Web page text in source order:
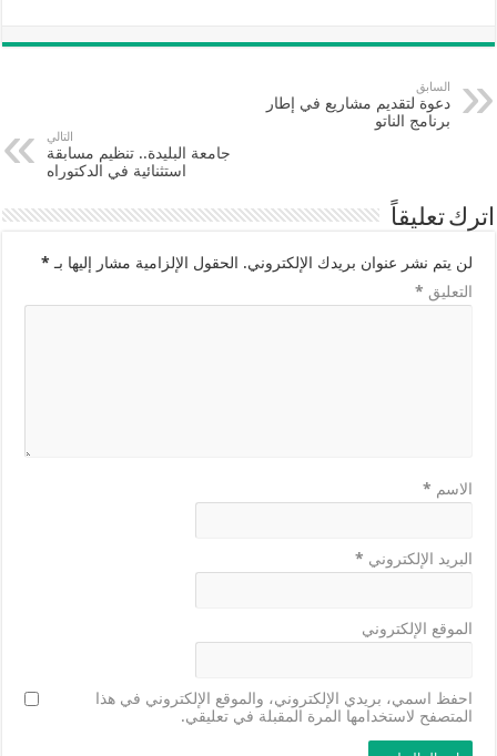
السابق
دعوة لتقديم مشاريع في إطار
برنامج الناتو
التالي
جامعة البليدة.. تنظيم مسابقة
استثنائية في الدكتوراه
اترك تعليقاً
لن يتم نشر عنوان بريدك الإلكتروني. الحقول الإلزامية مشار إليها بـ *
التعليق *
الاسم *
البريد الإلكتروني *
الموقع الإلكتروني
احفظ اسمي، بريدي الإلكتروني، والموقع الإلكتروني في هذا
المتصفح لاستخدامها المرة المقبلة في تعليقي.